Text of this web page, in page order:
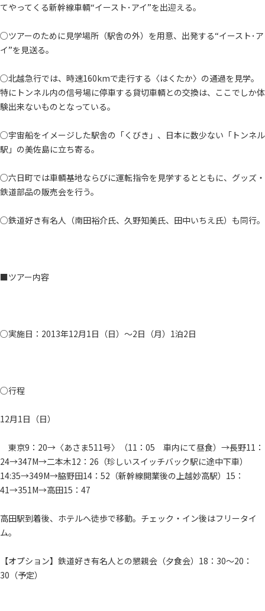
てやってくる新幹線車輌“イースト･アイ”を出迎える。
○ツアーのために見学場所（駅舎の外）を用意、出発する“イースト･ア
イ”を見送る。
○北越急行では、時速160kmで走行する〈はくたか〉の通過を見学。
特にトンネル内の信号場に停車する貸切車輌との交換は、ここでしか体
験出来ないものとなっている。
○宇宙船をイメージした駅舎の「くびき」、日本に数少ない「トンネル
駅」の美佐島に立ち寄る。
○六日町では車輌基地ならびに運転指令を見学するとともに、グッズ・
鉄道部品の販売会を行う。
○鉄道好き有名人（南田裕介氏、久野知美氏、田中いちえ氏）も同行。
■ツアー内容
○実施日：2013年12月1日（日）～2日（月）1泊2日
○行程
12月1日（日）
東京9：20→〈あさま511号〉（11：05 車内にて昼食）→長野11：
24→347M→二本木12：26（珍しいスイッチバック駅に途中下車）
14:35→349M→脇野田14：52（新幹線開業後の上越妙高駅）15：
41→351M→高田15：47
高田駅到着後、ホテルへ徒歩で移動。チェック・イン後はフリータイ
ム。
【オプション】鉄道好き有名人との懇親会（夕食会）18：30～20：
30（予定）